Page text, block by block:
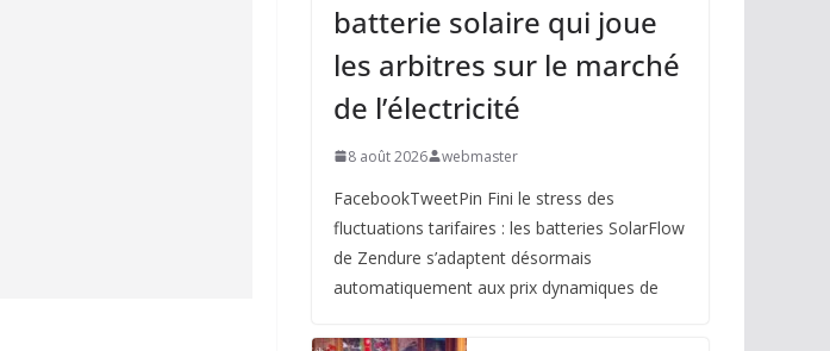
batterie solaire qui joue
les arbitres sur le marché
de l’électricité
8 août 2026 webmaster
FacebookTweetPin Fini le stress des
fluctuations tarifaires : les batteries SolarFlow
de Zendure s’adaptent désormais
automatiquement aux prix dynamiques de